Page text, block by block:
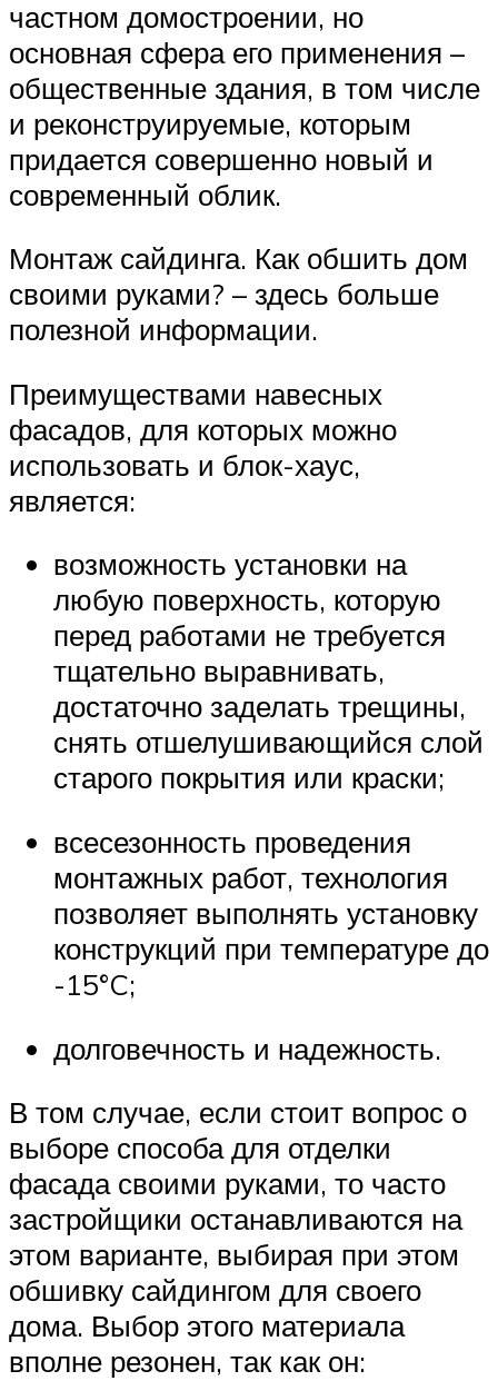
частном домостроении, но
основная сфера его применения –
общественные здания, в том числе
и реконструируемые, которым
придается совершенно новый и
современный облик.
Монтаж сайдинга. Как обшить дом
своими руками? – здесь больше
полезной информации.
Преимуществами навесных
фасадов, для которых можно
использовать и блок-хаус,
является:
возможность установки на
любую поверхность, которую
перед работами не требуется
тщательно выравнивать,
достаточно заделать трещины,
снять отшелушивающийся слой
старого покрытия или краски;
всесезонность проведения
монтажных работ, технология
позволяет выполнять установку
конструкций при температуре до
-15°C;
долговечность и надежность.
В том случае, если стоит вопрос о
выборе способа для отделки
фасада своими руками, то часто
застройщики останавливаются на
этом варианте, выбирая при этом
обшивку сайдингом для своего
дома. Выбор этого материала
вполне резонен, так как он: